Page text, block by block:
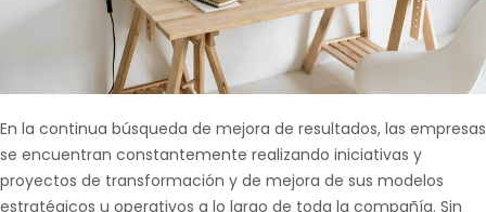
En la continua búsqueda de mejora de resultados, las empresas
se encuentran constantemente realizando iniciativas y
proyectos de transformación y de mejora de sus modelos
estratégicos u operativos a lo largo de toda la compañía. Sin